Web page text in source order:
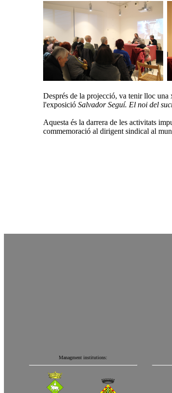
Després de la projecció, va tenir lloc
l'exposició Salvador Seguí. El noi del
Aquesta és la darrera de les activitats
commemoració al dirigent sindical al
Managment institutions: